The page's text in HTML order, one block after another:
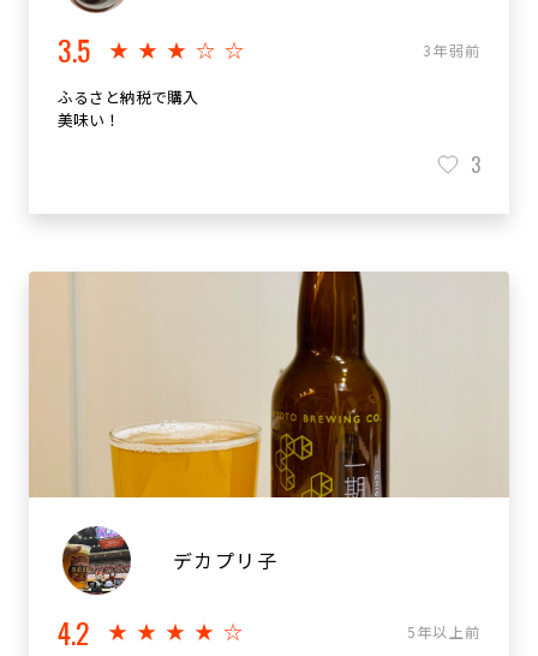
3.5 ★★★☆☆ 3年弱前
ふるさと納税で購入
美味い！
3
デカプリ子
4.2 ★★★★☆ 5年以上前